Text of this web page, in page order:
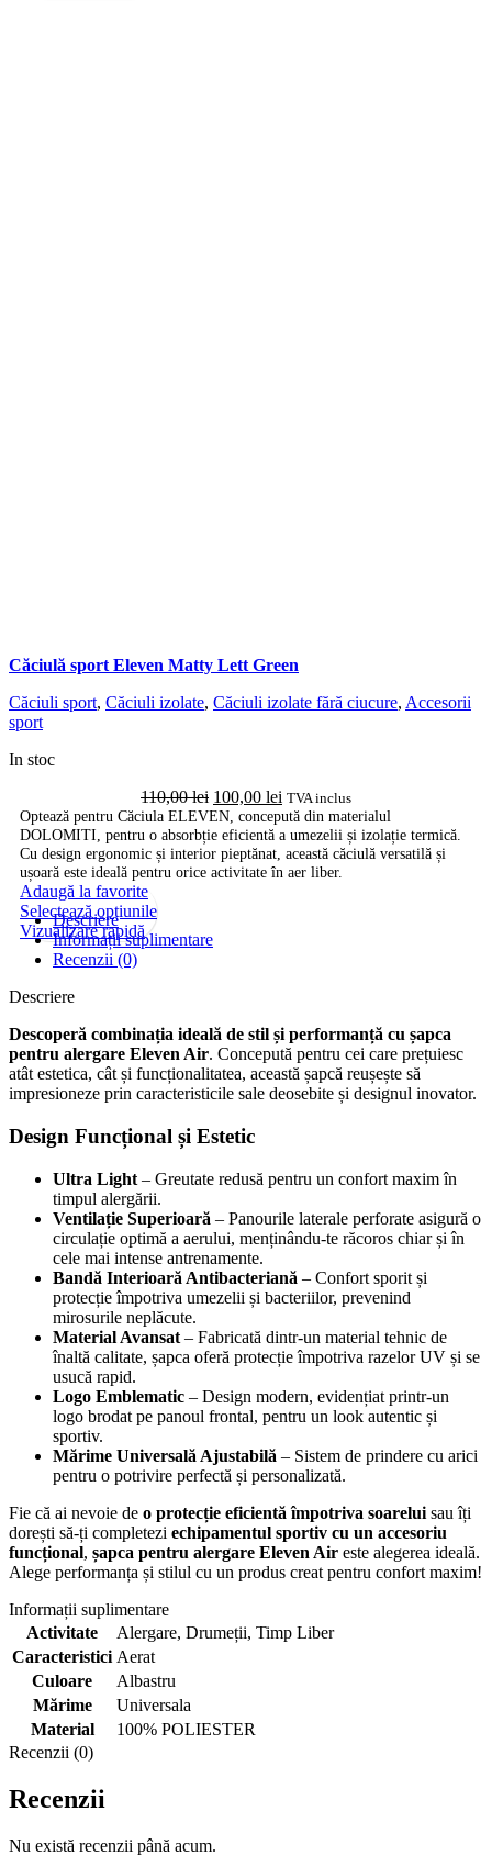
Căciulă sport Eleven Matty Lett Green
Căciuli sport, Căciuli izolate, Căciuli izolate fără ciucure, Accesorii
sport
In stoc
110,00lei Prețul
inițial
a
fost:
110,00 lei.
100,00 lei Prețul
curent
este:
100,00 lei.
TVA inclus
Optează pentru Căciula ELEVEN, concepută din materialul
DOLOMITI, pentru o absorbție eficientă a umezelii și izolație termică.
Cu design ergonomic și interior pieptănat, această căciulă versatilă și
ușoară este ideală pentru orice activitate în aer liber.
Adaugă la favorite
Selectează opțiunileAcest
produs
are
Opțiunile
pot
fi
alese
pagina
produsului.
Vizualizare rapidă
Descriere
Informații suplimentare
Recenzii (0)
Descriere
Descoperă combinația ideală de stil și performanță cu șapca
pentru alergare Eleven Air. Concepută pentru cei care prețuiesc
atât estetica, cât și funcționalitatea, această șapcă reușește să
impresioneze prin caracteristicile sale deosebite și designul inovator.
Design Funcțional și Estetic
Ultra Light – Greutate redusă pentru un confort maxim în
timpul alergării.
Ventilație Superioară – Panourile laterale perforate asigură o
circulație optimă a aerului, menținându-te răcoros chiar și în
cele mai intense antrenamente.
Bandă Interioară Antibacteriană – Confort sporit și
protecție împotriva umezelii și bacteriilor, prevenind
mirosurile neplăcute.
Material Avansat – Fabricată dintr-un material tehnic de
înaltă calitate, șapca oferă protecție împotriva razelor UV și se
usucă rapid.
Logo Emblematic – Design modern, evidențiat printr-un
logo brodat pe panoul frontal, pentru un look autentic și
sportiv.
Mărime Universală Ajustabilă – Sistem de prindere cu arici
pentru o potrivire perfectă și personalizată.
Fie că ai nevoie de o protecție eficientă împotriva soarelui sau îți
dorești să-ți completezi echipamentul sportiv cu un accesoriu
funcțional, șapca pentru alergare Eleven Air este alegerea ideală.
Alege performanța și stilul cu un produs creat pentru confort maxim!
Informații suplimentare
Activitate
Alergare, Drumeții, Timp Liber
Caracteristici Aerat
Culoare
Albastru
Mărime
Universala
Material
100% POLIESTER
Recenzii (0)
Recenzii
Nu există recenzii până acum.